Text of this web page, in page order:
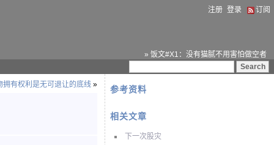
注册 登录 订阅
» 饭文#X1：没有猫腻不用害怕做空者
参考资料
相关文章
下一次股灾
拥有权利是无可退让的底线 »